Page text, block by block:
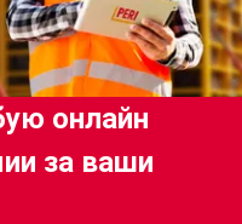
онлайн
за ваши